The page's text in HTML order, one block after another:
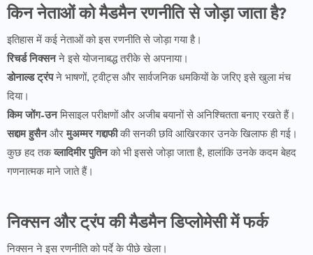
किन नेताओं को मैडमैन रणनीति से जोड़ा जाता है?
इतिहास में कई नेताओं को इस रणनीति से जोड़ा गया है।
रिचर्ड निक्सनने इसे योजनाबद्ध तरीके से अपनाया।
डोनाल्ड ट्रंपने भाषणों, ट्वीट्स और सार्वजनिक धमकियों के जरिए इसे खुला मंच
दिया।
किम जोंग-उनमिसाइल परीक्षणों और अजीब बयानों से अनिश्चितता बनाए रखते हैं।
सद्दाम हुसैनऔरमुअम्मर गद्दाफीकी सनकी छवि आखिरकार उनके खिलाफ ही गई।
कुछ हद तकव्लादिमीर पुतिनको भी इससे जोड़ा जाता है, हालांकि उनके कदम बेहद
गणनात्मक माने जाते हैं।
निक्सन और ट्रंप की मैडमैन डिप्लोमेसी में फर्क
निक्सन ने इस रणनीति को पर्दे के पीछे खेला।